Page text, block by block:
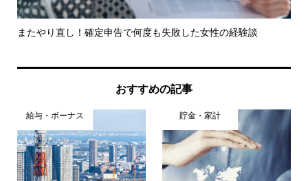
またやり直し！確定申告で何度も失敗した女性の経験談
おすすめの記事
給与・ボーナス 貯金・家計